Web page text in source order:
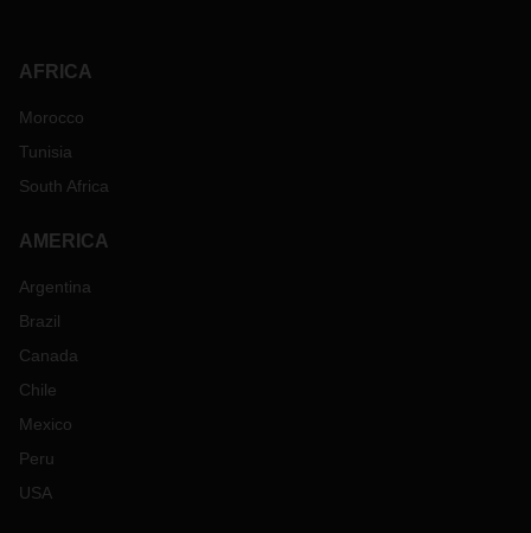
AFRICA
Morocco
Tunisia
South Africa
AMERICA
Argentina
Brazil
Canada
Chile
Mexico
Peru
USA